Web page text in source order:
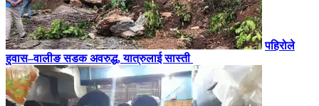
पहिरोले
हुवास–वालीङ सडक अवरुद्ध, यात्रुलाई सास्ती